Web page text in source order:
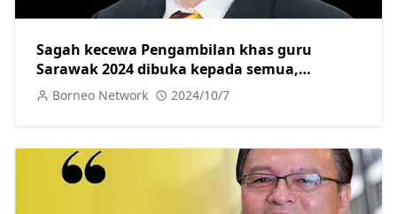
Sagah kecewa Pengambilan khas guru
Sarawak 2024 dibuka kepada semua,
sepatutnya untuk anak Sarawak saja
Borneo Network 2024/10/7